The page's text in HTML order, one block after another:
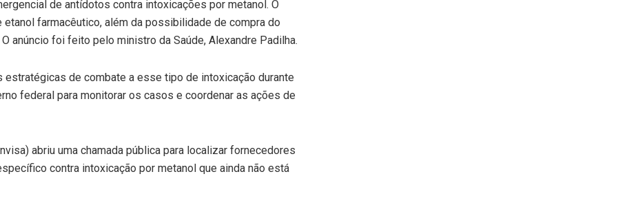
de antídotos contra intoxicações por metanol. O
farmacêutico, além da possibilidade de compra do
anúncio foi feito pelo ministro da Saúde, Alexandre Padilha.
estratégicas de combate a esse tipo de intoxicação durante
federal para monitorar os casos e coordenar as ações de
abriu uma chamada pública para localizar fornecedores
contra intoxicação por metanol que ainda não está